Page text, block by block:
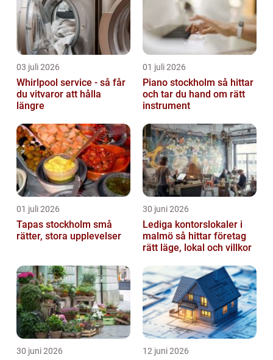
03 juli 2026
Whirlpool service - så får
du vitvaror att hålla
längre
01 juli 2026
Piano stockholm så hittar
och tar du hand om rätt
instrument
01 juli 2026
Tapas stockholm små
rätter, stora upplevelser
30 juni 2026
Lediga kontorslokaler i
malmö så hittar företag
rätt läge, lokal och villkor
30 juni 2026 12 juni 2026